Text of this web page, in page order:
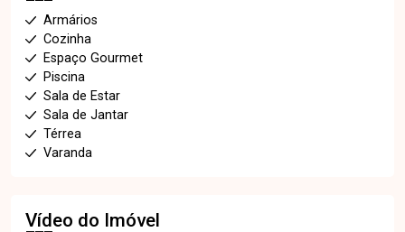
Armários
Cozinha
Espaço Gourmet
Piscina
Sala de Estar
Sala de Jantar
Térrea
Varanda
Vídeo do Imóvel